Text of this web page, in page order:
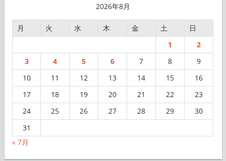
2026年8月
月 火 水 木 金 土
日
1
2
3
4 5 6 7 8
9
10
11 12 13 14 15
16
17
18 19 20 21 22
23
24
25 26 27 28 29
30
31
« 7月